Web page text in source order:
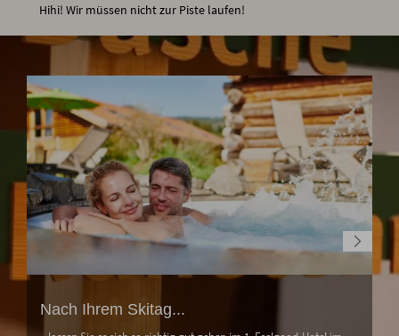
Hihi! Wir müssen nicht zur Piste laufen!
Nach Ihrem Skitag...